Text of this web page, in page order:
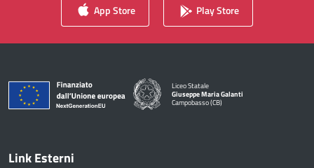
App Store Play Store
Liceo Statale
Giuseppe Maria Galanti
Campobasso (CB)
— Visita la pagina iniziale della scuola
Link Esterni